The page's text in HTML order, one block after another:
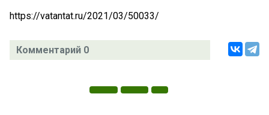
https://vatantat.ru/2021/03/50033/
Комментарий 0